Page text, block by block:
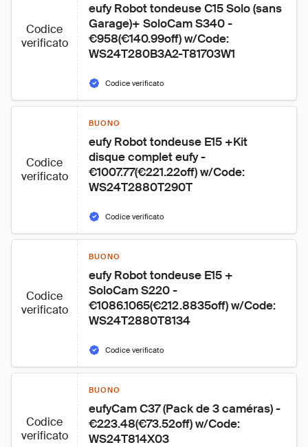
Codice
verificato
eufy Robot tondeuse C15 Solo (sans
Garage)+ SoloCam S340 -
€958(€140.99off) w/Code:
WS24T280B3A2-T81703W1
Codice verificato
Codice
verificato
BUONO
eufy Robot tondeuse E15 +Kit
disque complet eufy -
€1007.77(€221.22off) w/Code:
WS24T2880T290T
Codice verificato
Codice
verificato
BUONO
eufy Robot tondeuse E15 +
SoloCam S220 -
€1086.1065(€212.8835off) w/Code:
WS24T2880T8134
Codice verificato
Codice
verificato
BUONO
eufyCam C37 (Pack de 3 caméras) -
€223.48(€73.52off) w/Code:
WS24T814X03